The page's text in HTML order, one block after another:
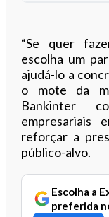
“Se quer
escolha um
ajudá-lo a
o mote da
Bankinter
empresariais
reforçar a
público-alvo.
Escolha a
preferida